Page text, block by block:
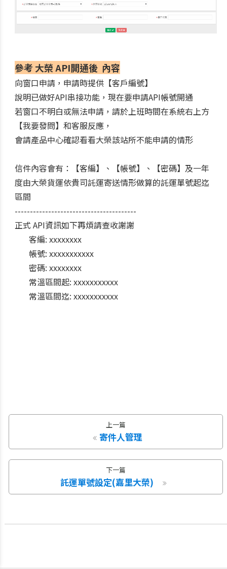
參考 大榮 API開通後 內容
向窗口申請，申請時提供【客戶編號】
說明已做好API串接功能，現在要申請API帳號開通
若窗口不明白或無法申請，請於上班時間在系統右上方
【我要發問】和客服反應，
會請產品中心確認看看大榮該站所不能申請的情形
信件內容會有：【客編】、【帳號】、【密碼】及一年
度由大榮貨運依貴司託運寄送情形做算的託運單號起迄
區間
----------------------------------------
正式 API資訊如下再煩請查收謝謝
客編: xxxxxxxx
帳號: xxxxxxxxxxx
密碼: xxxxxxxx
常溫區間起: xxxxxxxxxxx
常溫區間迄: xxxxxxxxxxx
上一篇
寄件人管理
下一篇
託運單號設定(嘉里大榮)